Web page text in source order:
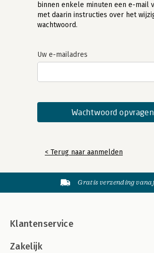
binnen enkele minuten een e-mail
met daarin instructies over het
wachtwoord.
Uw e-mailadres
< Terug naar aanmelden
Gratis verzending
Klantenservice
Zakelijk